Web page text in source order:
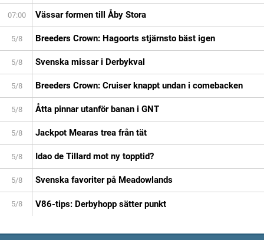
07:00 Vässar formen till Åby Stora
5/8 Breeders Crown: Hagoorts stjärnsto bäst igen
5/8 Svenska missar i Derbykval
5/8 Breeders Crown: Cruiser knappt undan i comebacken
5/8 Åtta pinnar utanför banan i GNT
5/8 Jackpot Mearas trea från tät
5/8 Idao de Tillard mot ny topptid?
5/8 Svenska favoriter på Meadowlands
5/8 V86-tips: Derbyhopp sätter punkt